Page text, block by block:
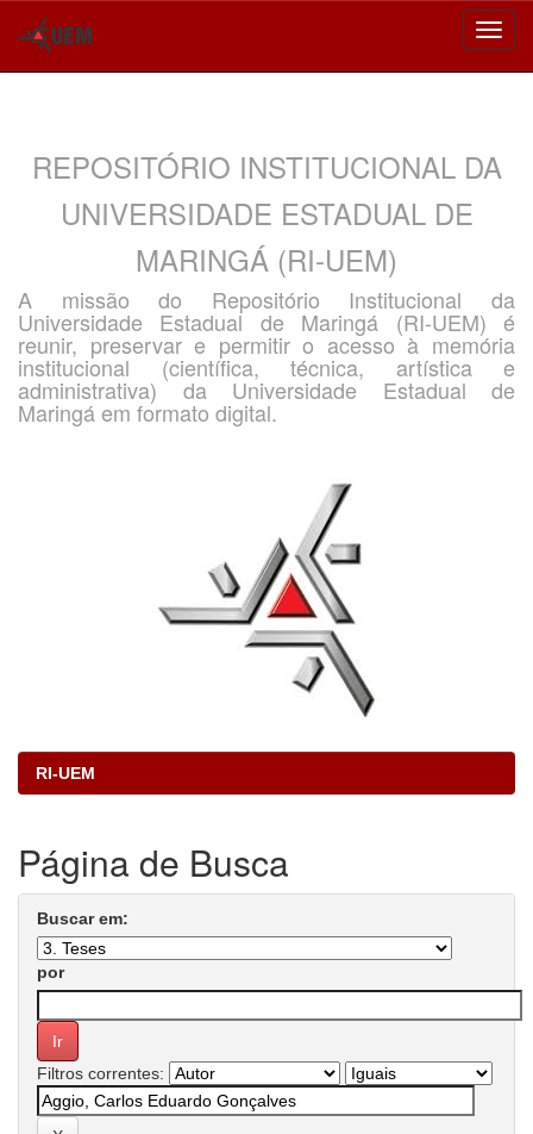
REPOSITÓRIO INSTITUCIONAL DA
UNIVERSIDADE ESTADUAL DE
MARINGÁ (RI-UEM)
A missão do Repositório Institucional da
Universidade Estadual de Maringá (RI-UEM) é
reunir, preservar e permitir o acesso à memória
institucional (científica, técnica, artística e
administrativa) da Universidade Estadual de
Maringá em formato digital.
RI-UEM
Página de Busca
Buscar em:
por
Filtros correntes: